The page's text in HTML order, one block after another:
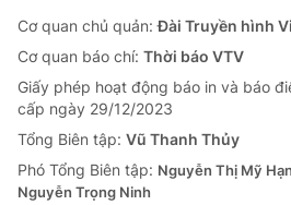
Cơ quan chủ quản:Đài Truyền hình
Cơ quan báo chí: Thời báo VTV
Giấy phép hoạt động báo in và báo
cấp ngày 29/12/2023
Tổng Biên tập: Vũ Thanh Thủy
Phó Tổng Biên tập: Nguyễn Thị Mỹ
Nguyễn Trọng Ninh